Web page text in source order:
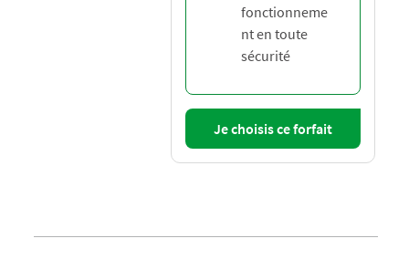
fonctionneme
nt en toute
sécurité
Je choisis ce forfait